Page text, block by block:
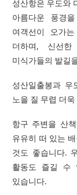
성산항은 우도와
아름다운 풍경
여객선이 오가
더하며, 신선
미식가들의 발길
성산일출봉과
노을 질 무렵 더
항구 주변을 산
유유히 떠 있는
것도 좋습니다.
활동도 즐길 수
있습니다.